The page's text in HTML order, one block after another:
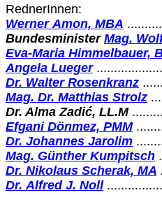
RednerInnen:
Werner Amon, MBA
Bundesminister Mag.
Eva-Maria Himmelbauer,
Angela Lueger
Dr. Walter Rosenkranz
Mag. Dr. Matthias Strolz
Dr. Alma Zadić, LL.M
Efgani Dönmez, PMM
Dr. Johannes Jarolim
Mag. Günther Kumpitsch
Dr. Nikolaus Scherak, MA
Dr. Alfred J. Noll